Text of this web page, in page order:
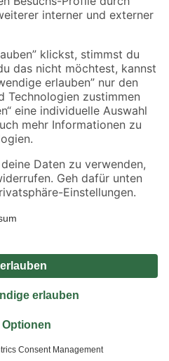
Die dargestellten Angebote sind unter
Die angegebenen Verfügbarkeiten beziehen
nicht für Artikel mit Speditionsversand, hier
Impressum
Vertrag widerrufen